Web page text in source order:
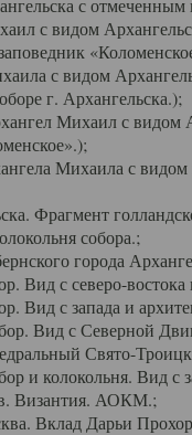
с
с видом
с видом
г. Архангельска.);
Михаил с видом
Михаила с
Фрагмент
собора.;
города
с северо-востока
Вид с запада и
Вид с Северной
Свято-
и колокольня. Вид с
Византия. АОКМ.;
Вклад Дарьи